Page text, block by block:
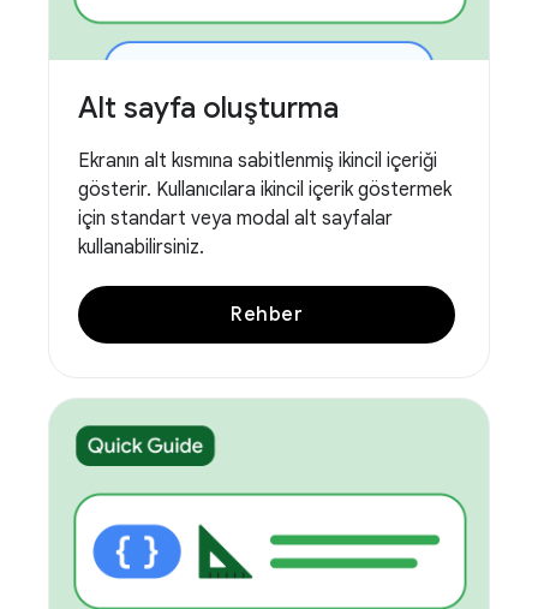
Alt sayfa oluşturma
Ekranın alt kısmına sabitlenmiş ikincil içeriği
gösterir. Kullanıcılara ikincil içerik göstermek
için standart veya modal alt sayfalar
kullanabilirsiniz.
Rehber